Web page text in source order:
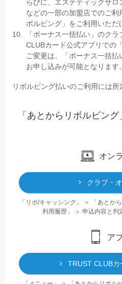
らびに、エステティックサ
などの一部の加盟店でのご利
ボルビング」をご利用いただ
「ボーナス一括払い」のク
CLUBカード公式アプリでの
ご変更は、「ボーナス一括
お申し込みが可能となります。
リボルビング払いのご利用には所
「あとからリボルビン
オン
クラブ・
「リボ/キャッシング」 ＞ 「あとか
利用履歴」 ＞ 申込内容と判
ア
TRUST CLUBカ